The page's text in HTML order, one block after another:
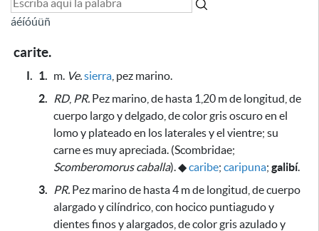
áéíóúüñ
carite.
I. 1. m. Ve.sierra , pez marino.
2.
RD, PR. Pez marino, de hasta 1,20 m de longitud, de
cuerpo largo y delgado, de color gris oscuro en el
lomo y plateado en los laterales y el vientre; su
carnees muy apreciada. (Scombridae;
Scomberomorus caballa).◆caribe; caripuna; galibí.
3.
PR. Pez marino de hasta 4 m de longitud, de cuerpo
alargado y cilíndrico, con hocico puntiagudo y
dientes finos y alargados, de color gris azulado y